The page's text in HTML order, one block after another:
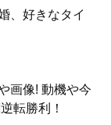
、好きなタイ
画像! 動機や今
転勝利！